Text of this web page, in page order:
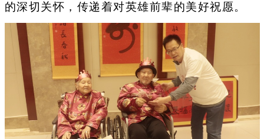
的深切关怀，传递着对英雄前辈的美好祝愿。